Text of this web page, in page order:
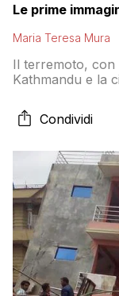
Le prime
Maria Teresa Mura
Il terremoto, con
Kathmandu e la
palazzi, ed è
Condividi